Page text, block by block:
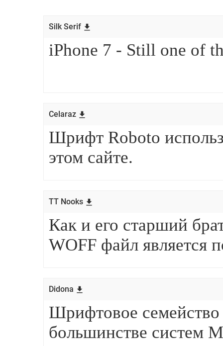
Silk Serif
Celaraz
TT Nooks
Didona